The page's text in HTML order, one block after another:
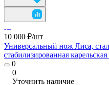
10 000 ₽/шт
Универсальный нож Лиса,
стабилизированная
0
0
Уточнить наличие